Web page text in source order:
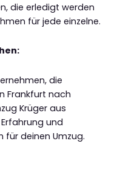
die erledigt werden
für jede einzelne.
die
Frankfurt nach
Krüger aus
und
für deinen Umzug.